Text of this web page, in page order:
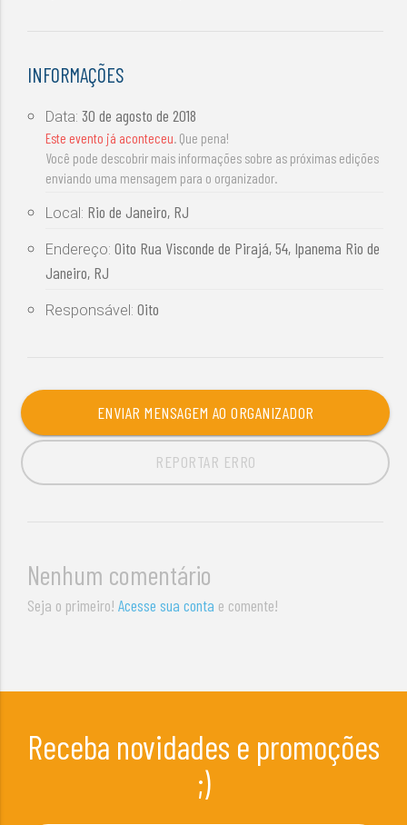
INFORMAÇÕES
Data:30 de agosto de 2018
Este evento já aconteceu. Que pena!
Você pode descobrir mais informações sobre as próximas edições
enviando uma mensagem para o organizador.
Local: Rio de Janeiro, RJ
Endereço:Oito Rua Visconde de Pirajá, 54, Ipanema Rio de
Janeiro, RJ
Responsável:Oito
ENVIAR MENSAGEM AO ORGANIZADOR
REPORTAR ERRO
Nenhum comentário
Seja o primeiro!Acesse sua conta e comente!
Receba novidades e promoções
;)